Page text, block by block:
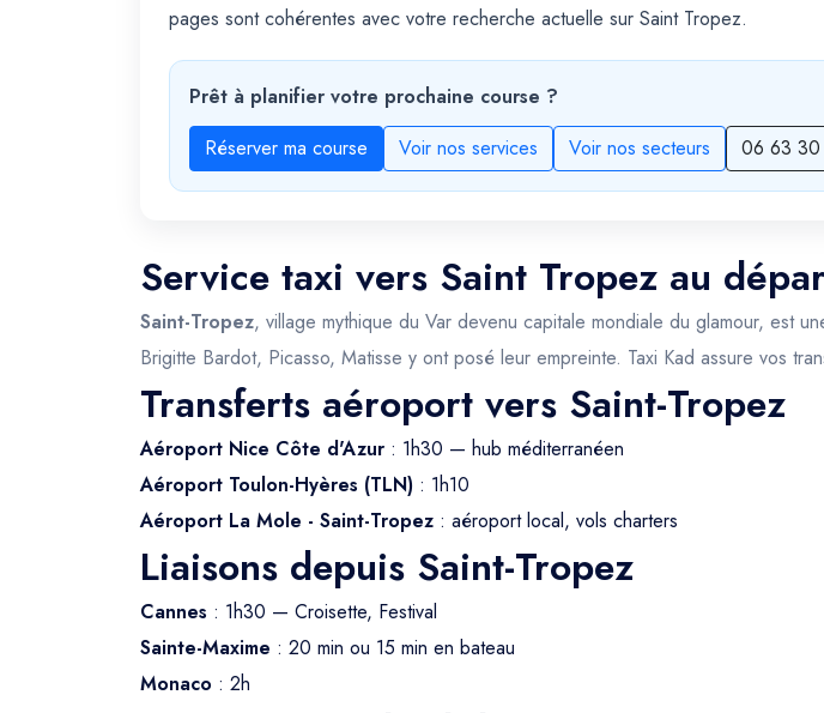
pages sont cohérentes avec votre recherche actuelle sur Saint Tropez.
Prêt à planifier votre prochaine course ?
Réserver ma course
Voir nos services Voir nos secteurs 06 63
Service taxi vers Saint Tropez au
Saint-Tropez, village mythique du Var devenu capitale mondiale du glamour, est
Brigitte Bardot, Picasso, Matisse y ont posé leur empreinte. Taxi Kad assure vos
Transferts aéroport vers Saint-Tropez
Aéroport Nice Côte d'Azur : 1h30 — hub méditerranéen
Aéroport Toulon-Hyères (TLN) : 1h10
Aéroport La Mole - Saint-Tropez : aéroport local, vols charters
Liaisons depuis Saint-Tropez
Cannes : 1h30 — Croisette, Festival
Sainte-Maxime : 20 min ou 15 min en bateau
Monaco : 2h